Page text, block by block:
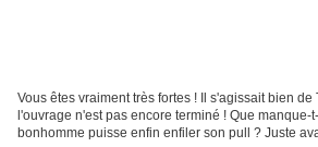
Vous êtes vraiment très fortes ! Il s'agissait bien de
l'ouvrage n'est pas encore terminé ! Que manque-
bonhomme puisse enfin enfiler son pull ? Juste